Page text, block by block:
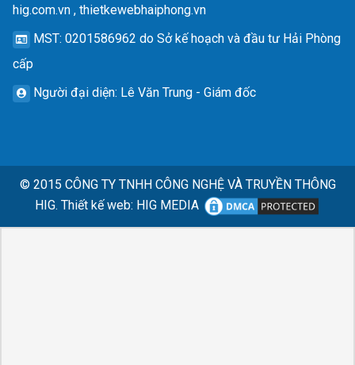
hig.com.vn , thietkewebhaiphong.vn
MST: 0201586962 do Sở kế hoạch và đầu tư Hải Phòng
cấp
Người đại diện: Lê Văn Trung - Giám đốc
© 2015 CÔNG TY TNHH CÔNG NGHỆ VÀ TRUYỀN THÔNG
HIG. Thiết kế web: HIG MEDIA